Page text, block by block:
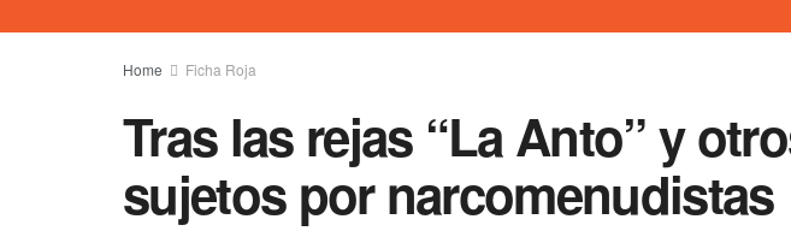
Home Ficha Roja
Tras las rejas “La Anto” y
sujetos por narcomenudistas